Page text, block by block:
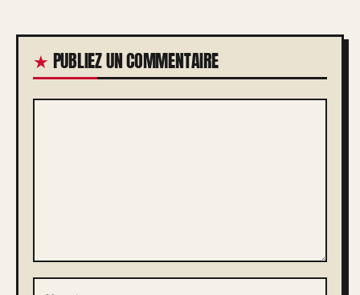
PUBLIEZ UN COMMENTAIRE
COMMENTAIRE
NOM